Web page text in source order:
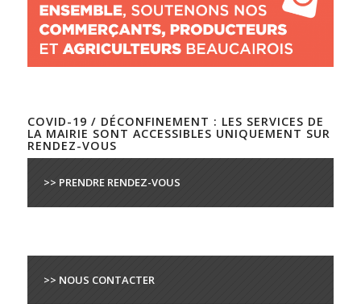
COVID-19 / DÉCONFINEMENT : LES SERVICES DE
LA MAIRIE SONT ACCESSIBLES UNIQUEMENT SUR
RENDEZ-VOUS
>> PRENDRE RENDEZ-VOUS
>> NOUS CONTACTER